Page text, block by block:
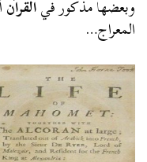
وبعضها مذكور فيالقرآن
المعراج…